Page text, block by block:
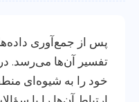
پس از جمع‌آوری
تفسیر آن‌ها می‌رسد. در
خود را به شیوه‌ای